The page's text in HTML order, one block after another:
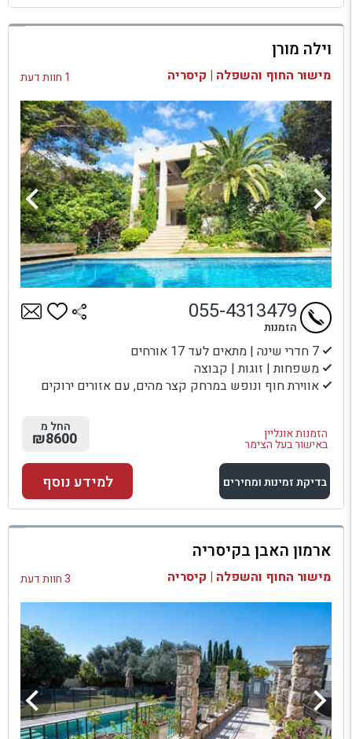
למתחם זה
בדיקת זמינות ומחירים
וילה מורן
מישור החוף והשפלה | קיסריה 1 חוות דעת
7 חדרי שינה | מתאים לעד 17 אורחים
משפחות | זוגות | קבוצה
אווירת חוף ונופש במרחק קצר מהים, עם אזורים ירוקים
הזמנות אונליין
באישור בעל הצימר
055-4313479
הזמנות
החל מ
₪8600
בדיקת זמינות ומחירים
למתחם זה
בדיקת זמינות ומחירים
למידע נוסף
ארמון האבן בקיסריה
מישור החוף והשפלה | קיסריה 3 חוות דעת